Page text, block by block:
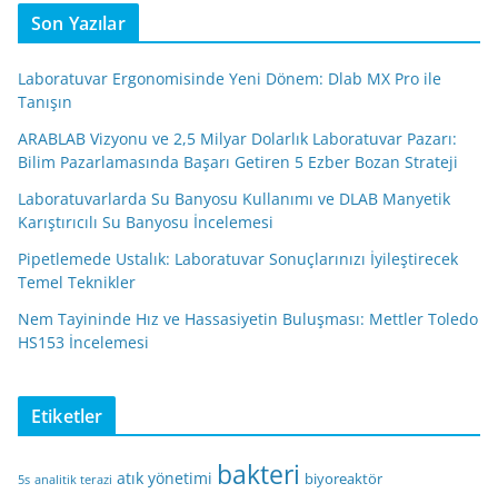
Son Yazılar
Laboratuvar Ergonomisinde Yeni Dönem: Dlab MX Pro ile
Tanışın
ARABLAB Vizyonu ve 2,5 Milyar Dolarlık Laboratuvar Pazarı:
Bilim Pazarlamasında Başarı Getiren 5 Ezber Bozan Strateji
Laboratuvarlarda Su Banyosu Kullanımı ve DLAB Manyetik
Karıştırıcılı Su Banyosu İncelemesi
Pipetlemede Ustalık: Laboratuvar Sonuçlarınızı İyileştirecek
Temel Teknikler
Nem Tayininde Hız ve Hassasiyetin Buluşması: Mettler Toledo
HS153 İncelemesi
Etiketler
5s analitik terazi atık yönetimi bakteri biyoreaktör